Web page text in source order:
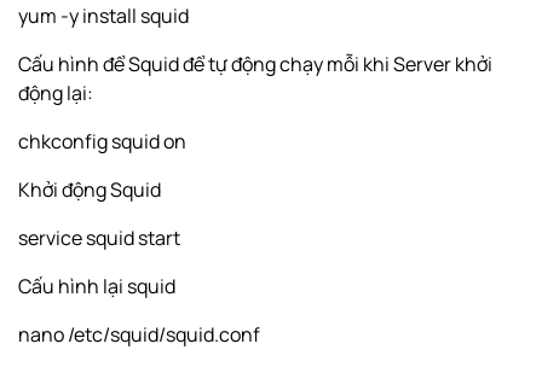
yum -y install squid
Cấu hình để Squid để tự động chạy mỗi khi Server khởi
động lại:
chkconfig squid on
Khởi động Squid
service squid start
Cấu hình lại squid
nano /etc/squid/squid.conf